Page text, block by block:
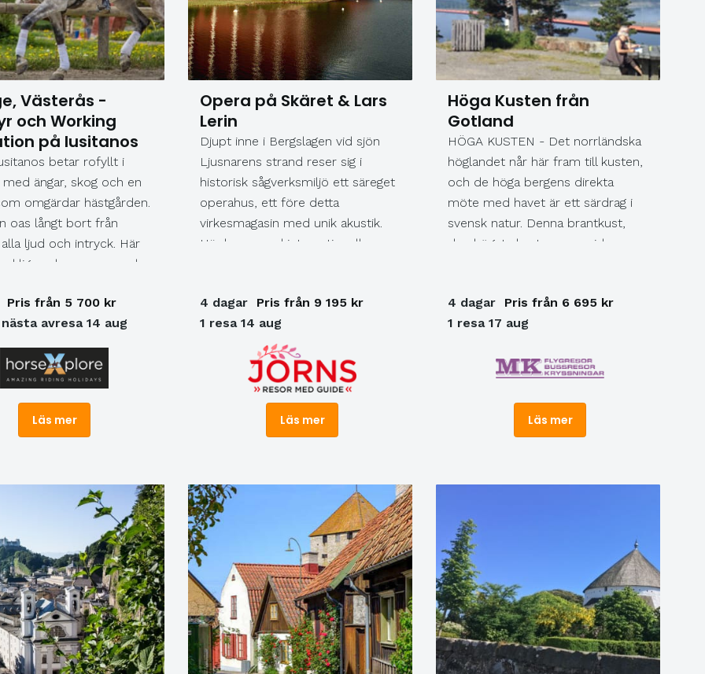
Lummelundagrottorna. (F,L,M)
Dag 4: Skön dag i Visby. Färja från
Visby på em. Ank Kosta Boda Art
Hotel & sen middag. (F,M) Dag 5:
SPA på hotellet el. shopping på
FM. Buss hem. (F) F=Frukost
L=Lunch M=Middag
Västerås -
och Working
på lusitanos
betar rofyllt i
med ängar, skog och en
omgärdar hästgården.
oas långt bort från
ljud och intryck. Här
slappna av, andas
kom hit för 17 år sen
i detta vackra
trots förfallna
Sen dess har de
byggt ett fint stall och
några
och ridbana. Jenny har
sina hästar själv, och
utföra rörelser inom den
som piaff och
Hon är intelligent,
analytisk och menar
bara är hon som
hästar utan de
henne. När hon ser
på deras ryggar vet
Pris från 5 700 kr
avresa 14 aug
Läs mer
Opera på Skäret & Lars
Lerin
Djupt inne i Bergslagen vid sjön
Ljusnarens strand reser sig i
historisk sågverksmiljö ett säreget
operahus, ett före detta
virkesmagasin med unik akustik.
Här har en rad internationella
000 besökare på
operaupplevelser i världsklass.
Här ser vi Giacomo Puccinis La
Bohéme som är ett av
operavärldens mest älskade
mästerverk – och en tidlös
berättelse om kärlek, vänskap och
kulturreservat och en
lunchkryssning på Hjälmaren. På
hemvägen får vi en guidning på
Sandgrund, Lars Lerins
permanenta konsthall.
Programmet i korthet Dag 1:
Ankomst Örebro. (M) Dag 2:
Guidning Örebro med
Stadsparken. Lunchkryssning på
4 dagar
Pris från 9 195 kr
1 resa 14 aug
Läs mer
Höga Kusten från
Gotland
HÖGA KUSTEN - Det norrländska
höglandet når här fram till kusten,
och de höga bergens direkta
möte med havet är ett särdrag i
svensk natur. Denna brantkust,
den högsta kustremsan vid
blivit ett begrepp för turister från
när och fjärran.
4 dagar
Pris från 6 695 kr
1 resa 17 aug
Läs mer